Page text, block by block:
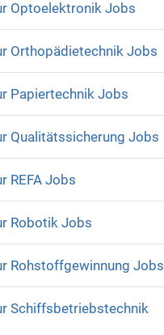
Optoelektronik Jobs
Orthopädietechnik Jobs
Papiertechnik Jobs
Qualitätssicherung Jobs
REFA Jobs
Robotik Jobs
Rohstoffgewinnung Jobs
Schiffsbetriebstechnik